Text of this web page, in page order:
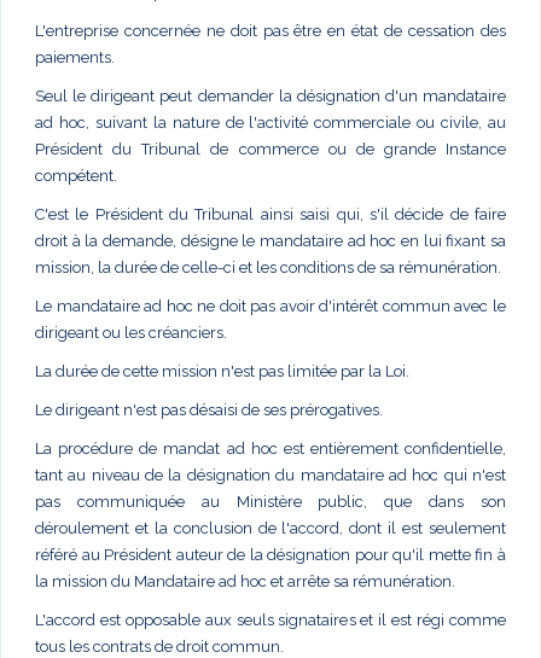
L'entreprise concernée ne doit pas être en état de cessation des
paiements.
Seul le dirigeant peut demander la désignation d'un mandataire
ad hoc, suivant la nature de l'activité commerciale ou civile, au
Président du Tribunal de commerce ou de grande Instance
compétent.
C'est le Président du Tribunal ainsi saisi qui, s'il décide de faire
droit à la demande, désigne le mandataire ad hoc en lui fixant sa
mission, la durée de celle-ci et les conditions de sa rémunération.
Le mandataire ad hoc ne doit pas avoir d'intérêt commun avec le
dirigeant ou les créanciers.
La durée de cette mission n'est pas limitée par la Loi.
Le dirigeant n'est pas désaisi de ses prérogatives.
La procédure de mandat ad hoc est entièrement confidentielle,
tant au niveau de la désignation du mandataire ad hoc qui n'est
pas communiquée au Ministère public, que dans son
déroulement et la conclusion de l'accord, dont il est seulement
référé au Président auteur de la désignation pour qu'il mette fin à
la mission du Mandataire ad hoc et arrête sa rémunération.
L'accord est opposable aux seuls signataires et il est régi comme
tous les contrats de droit commun.